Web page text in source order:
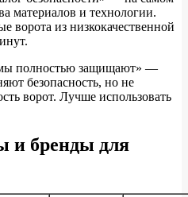
материалов и технологии.
ворота из низкокачественной
полностью защищают» —
безопасность, но не
ворот. Лучше использовать
и бренды для